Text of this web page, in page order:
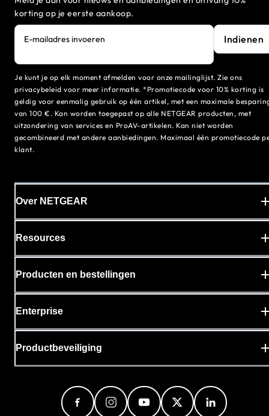
korting op je eerste aankoop.
E-mailadres invoeren Indienen
Je kunt je op elk moment afmelden voor onze mailinglijst. Zie ons
privacybeleid voor meer informatie. *Promotiecode voor 10% korting is
geldig voor eenmalig gebruik op één artikel, met een maximale
van 100 €. Kan worden toegepast op alle NETGEAR producten, met
uitzondering van services en ProAV-artikelen. Kan niet worden
gecombineerd met andere aanbiedingen. Maximaal één promotiecode
klant.
Over NETGEAR
Resources
Producten en bestellingen
Enterprise
Productbeveiliging